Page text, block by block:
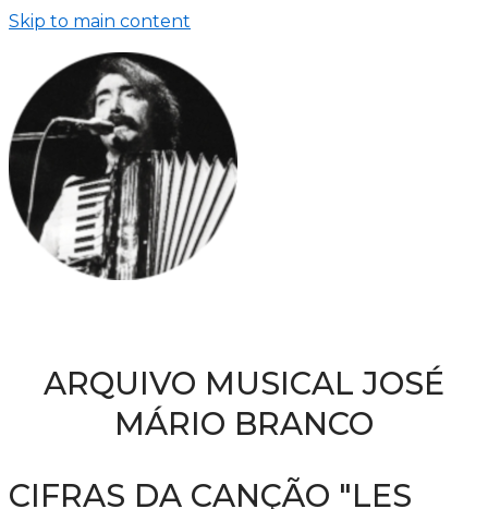
Skip to main content
ARQUIVO MUSICAL JOSÉ
MÁRIO BRANCO
CIFRAS DA CANÇÃO "LES